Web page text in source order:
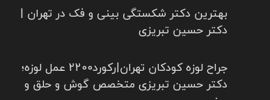
بهترین دکتر شکستگی بینی و فک در تهران |
دکتر حسین تبریزی
جراح لوزه کودکان تهران|رکورد2200 عمل لوزه؛
دکتر حسین تبریزی متخصص گوش و حلق و